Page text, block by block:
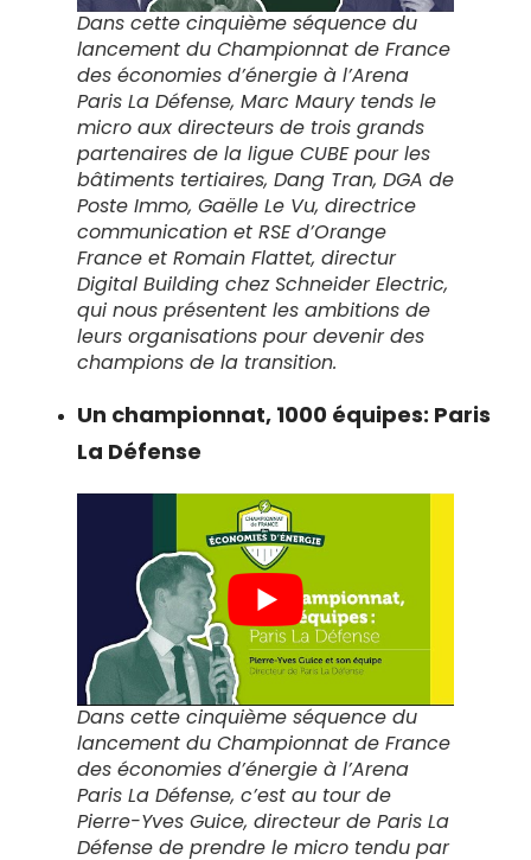
Dans cette cinquième séquence du
lancement du Championnat de France
des économies d’énergie à l’Arena
Paris La Défense, Marc Maury tends le
micro aux directeurs de trois grands
partenaires de la ligue CUBE pour les
bâtiments tertiaires, Dang Tran, DGA de
Poste Immo, Gaëlle Le Vu, directrice
communication et RSE d’Orange
France et Romain Flattet, directur
Digital Building chez Schneider Electric,
qui nous présentent les ambitions de
leurs organisations pour devenir des
champions de la transition.
Un championnat, 1000 équipes: Paris
La Défense
Dans cette cinquième séquence du
lancement du Championnat de France
des économies d’énergie à l’Arena
Paris La Défense, c’est au tour de
Pierre-Yves Guice, directeur de Paris La
Défense de prendre le micro tendu par